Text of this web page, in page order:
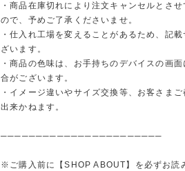
・商品在庫切れにより注文キャンセルとさ
ので、予めご了承くださいませ。
・仕入れ工場を変えることがあるため、記
ざいます。
・商品の色味は、お手持ちのデバイスの画
合がございます。
・イメージ違いやサイズ交換等、お客さま
出来かねます。
───────────────────────
※ご購入前に【SHOP ABOUT】を必ずお読